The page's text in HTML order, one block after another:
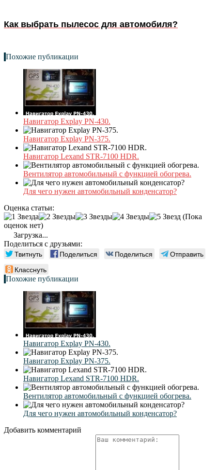
Как выбрать пылесос для автомобиля?
Похожие публикации
Навигатор Explay PN-430.
Навигатор Explay PN-375.
Навигатор Lexand STR-7100 HDR.
Вентилятор автомобильный с функцией обогрева.
Для чего нужен автомобильный конденсатор?
Оценка статьи:
(Пока
оценок нет)
Загрузка...
Поделиться с друзьями:
Твитнуть Поделиться Поделиться
Отправить
Класснуть
Похожие публикации
Навигатор Explay PN-430.
Навигатор Explay PN-375.
Навигатор Lexand STR-7100 HDR.
Вентилятор автомобильный с функцией обогрева.
Для чего нужен автомобильный конденсатор?
Добавить комментарий